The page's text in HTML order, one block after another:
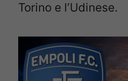
Torino e l’Udinese.